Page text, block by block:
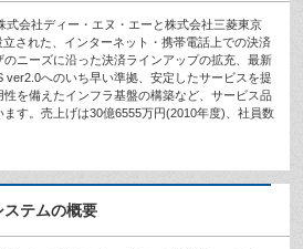
式会社ディー・エヌ・エーと株式会社三菱東京
された、インターネット・携帯電話上での決済
ニーズに沿った決済ラインアップの拡充、最新
ver2.0へのいち早い準拠、安定したサービスを提
を備えたインフラ基盤の構築など、サービス品
す。売上げは30億6555万円(2010年度)、社員数
ステムの概要